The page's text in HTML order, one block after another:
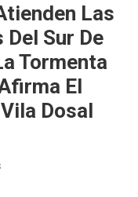
Las
Sur De
Tormenta
El
Dosal